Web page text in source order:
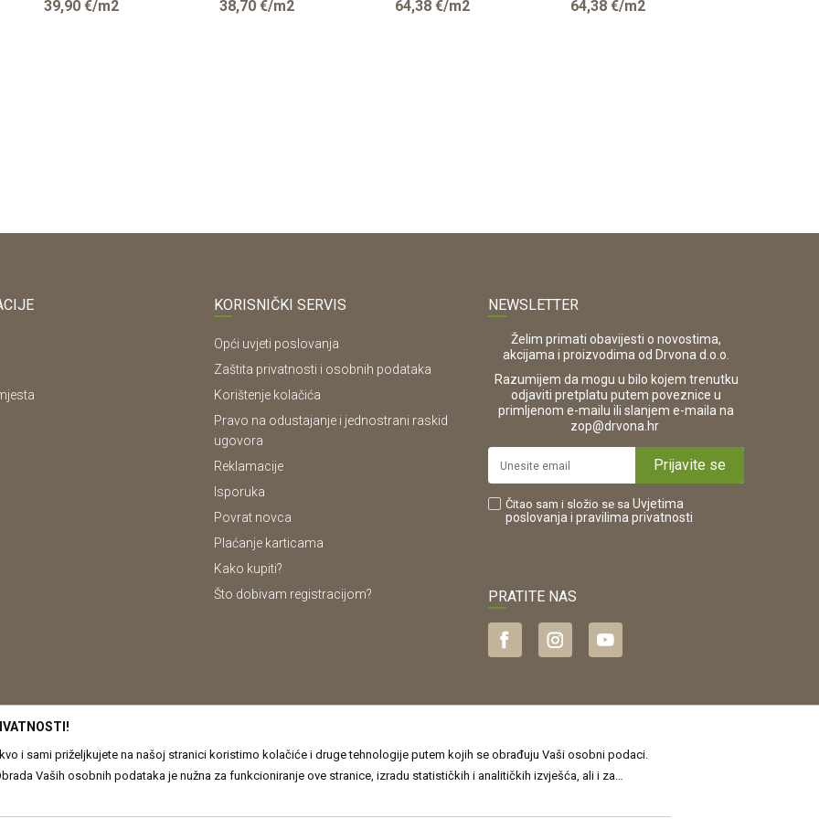
pak=1,89m2
39,90 €/m2 38,70 €/m2 64,38 €/m2 64,38 €/m2
KORISNIČKI SERVIS
Opći uvjeti poslovanja
Zaštita privatnosti i osobnih podataka
Korištenje kolačića
Pravo na odustajanje i jednostrani raskid
ugovora
Reklamacije
Isporuka
Povrat novca
Plaćanje karticama
Kako kupiti?
Što dobivam registracijom?
NEWSLETTER
Želim primati obavijesti o novostima,
akcijama i proizvodima od Drvona d.o.o.
Razumijem da mogu u bilo kojem trenutku
odjaviti pretplatu putem poveznice u
primljenom e-mailu ili slanjem e-maila na
zop@drvona.hr.
Prijavite se
Čitao sam i složio se sa Uvjetima
poslovanja i pravilima privatnosti
PRATITE NAS
vjernom prikazu slika te samih cijena, ali ne možemo u potpunosti jamčiti točnost svih informacija. Svi
i sami priželjkujete na našoj stranici koristimo kolačiće i druge tehnologije putem kojih se obrađuju Vaši osobni podaci.
podataka je nužna za funkcioniranje ove stranice, izradu statističkih i analitičkih izvješća, ali i za
obrađujemo kao i o Vašim pravima pročitajte u našim